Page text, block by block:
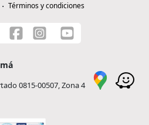
Términos y condiciones
0815-00507, Zona 4